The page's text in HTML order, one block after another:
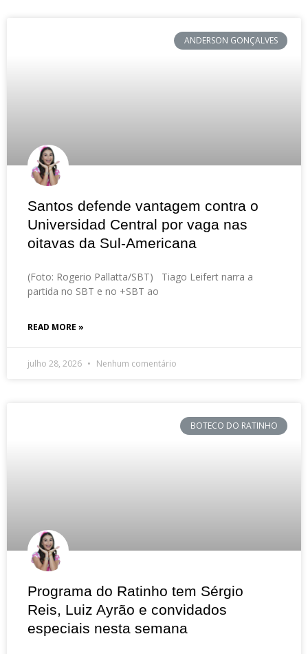
ANDERSON GONÇALVES
Santos defende vantagem contra o
Universidad Central por vaga nas
oitavas da Sul-Americana
(Foto: Rogerio Pallatta/SBT) Tiago Leifert narra a
partida no SBT e no +SBT ao
READ MORE »
julho 28, 2026 Nenhum comentário
BOTECO DO RATINHO
Programa do Ratinho tem Sérgio
Reis, Luiz Ayrão e convidados
especiais nesta semana